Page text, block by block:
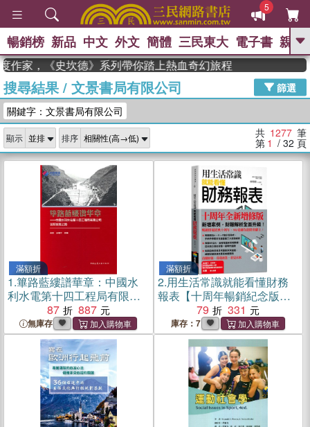
5
GO
熱搜： 東野圭吾 高希均教授回憶錄
、 The Odyssey 、 父親節 、 如果歷
獎 臺灣漫遊錄 、 方念華 、 台灣的李
登輝時代
數學女孩：黎曼猜想 、
偉大的迷走神經
暢銷榜 新品 中文 外文 簡體 三民東大 電子書 親子
《史坎德》系列帶你踏上熱血奇幻旅程
搜尋結果/ 文景書局有限公司
篩選
關鍵字：文景書局有限公司
顯示 排序 共 1277 筆
第 1 / 32 頁
滿額折
1.篳路藍縷譜華章：中國水
利水電第十四工程局有限公
司創新發展之路（簡體書）
87 887
無庫存
滿額折
2.用生活常識就能看懂財務
報表【十周年暢銷紀念版】
（首刷限量附贈「超級數字
力」筆記）
79 331
庫存：7